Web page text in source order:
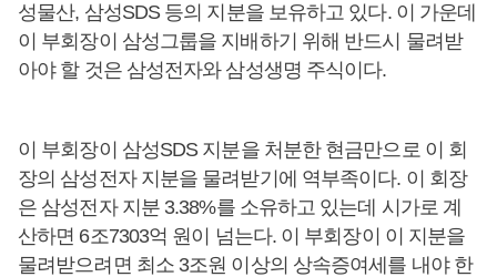
성물산, 삼성SDS 등의 지분을 보유하고 있다. 이 가운데
이 부회장이 삼성그룹을 지배하기 위해 반드시 물려받
아야 할 것은 삼성전자와 삼성생명 주식이다.
이 부회장이 삼성SDS 지분을 처분한 현금만으로 이 회
장의 삼성전자 지분을 물려받기에 역부족이다. 이 회장
은 삼성전자 지분 3.38%를 소유하고 있는데 시가로 계
산하면 6조7303억 원이 넘는다. 이 부회장이 이 지분을
물려받으려면 최소 3조원 이상의 상속증여세를 내야 한